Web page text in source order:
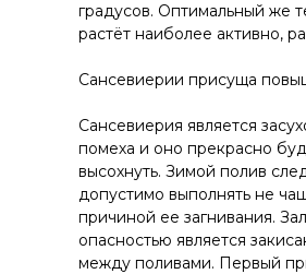
градусов. Оптимальный же
растёт наиболее активно,
Сансевиерии присуща
Сансевиерия является
помеха и оно прекрасно
высохнуть. Зимой полив
допустимо выполнять не
причиной ее загнивания.
опасностью является
между поливами. Первый